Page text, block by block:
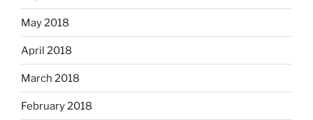
May 2018
April 2018
March 2018
February 2018